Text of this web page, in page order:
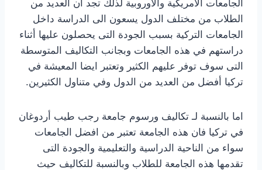
الجامعات الامريكية والاوروبية لذلك تجد أن العديد من
الطلاب من مختلف الدول يسعون الى الدراسة داخل
الجامعات التركية بسبب الجودة التى يحصلون عليها أثناء
دراستهم في هذه الجامعات وبجانب التكاليف المتوسطة
التى سوف توفر عليهم الكثير وتعتبر ايضا المعيشة في
تركيا أفضل من العديد من الدول وفي متناول الكثيرين.
اما بالنسبة لـ تكاليف ورسوم جامعة رجب طيب أردوغان
في تركيا فان هذه الجامعة تعتبر من افضل الجامعات
سواء من الناحية الدراسية والتعليمية والجودة التى
تقدمها هذه الجامعة للطلاب وبالنسبة للتكاليف حيث